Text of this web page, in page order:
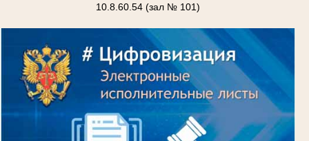
10.8.60.54 (зал № 101)